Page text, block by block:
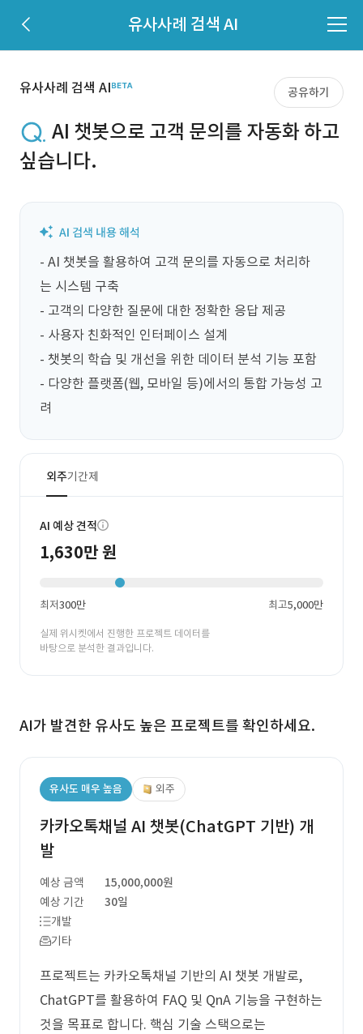
유사사례 검색 AI
유사사례 검색 AI 공유하기
AI 챗봇으로 고객 문의를 자동화 하고
싶습니다.
- AI 챗봇을 활용하여 고객 문의를 자동으로 처리하
는 시스템 구축
- 고객의 다양한 질문에 대한 정확한 응답 제공
- 사용자 친화적인 인터페이스 설계
- 챗봇의 학습 및 개선을 위한 데이터 분석 기능 포함
- 다양한 플랫폼(웹, 모바일 등)에서의 통합 가능성 고
려
외주기간제
AI 예상 견적
1,630만 원
최저300만 최고5,000만
실제 위시켓에서 진행한 프로젝트 데이터를
바탕으로 분석한 결과입니다.
AI가 발견한 유사도 높은 프로젝트를 확인하세요.
유사도 매우 높음 외주
카카오톡채널 AI 챗봇(ChatGPT 기반) 개
발
예상 금액
15,000,000원
예상 기간
30일
개발
기타
프로젝트는 카카오톡채널 기반의 AI 챗봇 개발로,
ChatGPT를 활용하여 FAQ 및 QnA 기능을 구현하는
것을 목표로 합니다. 핵심 기술 스택으로는